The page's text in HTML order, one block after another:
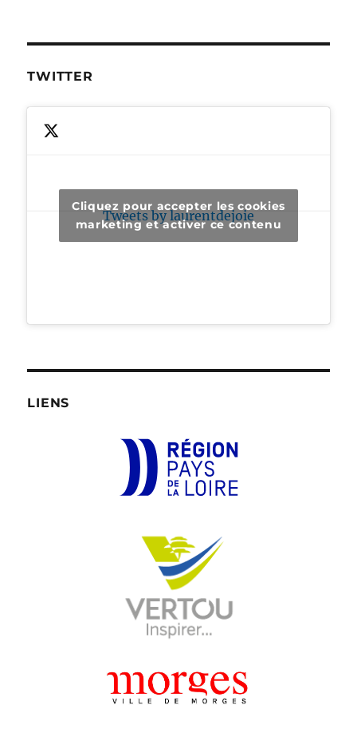
TWITTER
Tweets by laurentdejoie
Cliquez pour accepter les cookies
marketing et activer ce contenu
LIENS